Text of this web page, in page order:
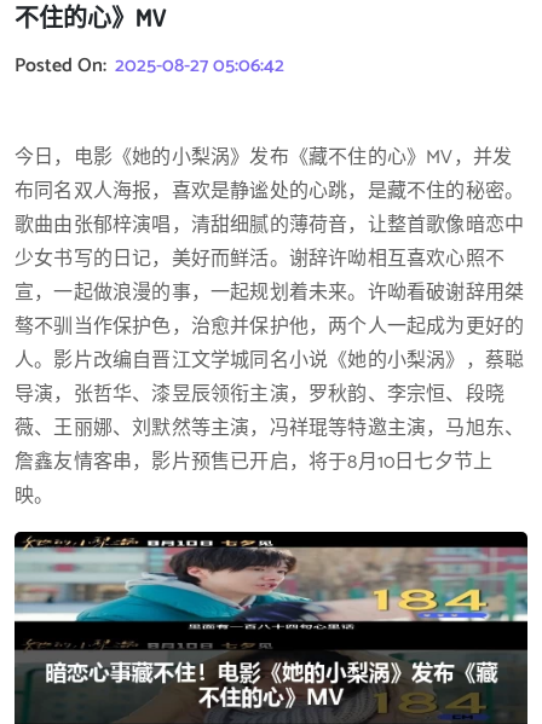
不住的心》MV
Posted On: 2025-08-27 05:06:42
今日，电影《她的小梨涡》发布《藏不住的心》MV，并发
布同名双人海报，喜欢是静谧处的心跳，是藏不住的秘密。
歌曲由张郁梓演唱，清甜细腻的薄荷音，让整首歌像暗恋中
少女书写的日记，美好而鲜活。谢辞许呦相互喜欢心照不
宣，一起做浪漫的事，一起规划着未来。许呦看破谢辞用桀
骜不驯当作保护色，治愈并保护他，两个人一起成为更好的
人。影片改编自晋江文学城同名小说《她的小梨涡》，蔡聪
导演，张哲华、漆昱辰领衔主演，罗秋韵、李宗恒、段晓
薇、王丽娜、刘默然等主演，冯祥琨等特邀主演，马旭东、
詹鑫友情客串，影片预售已开启，将于8月10日七夕节上
映。